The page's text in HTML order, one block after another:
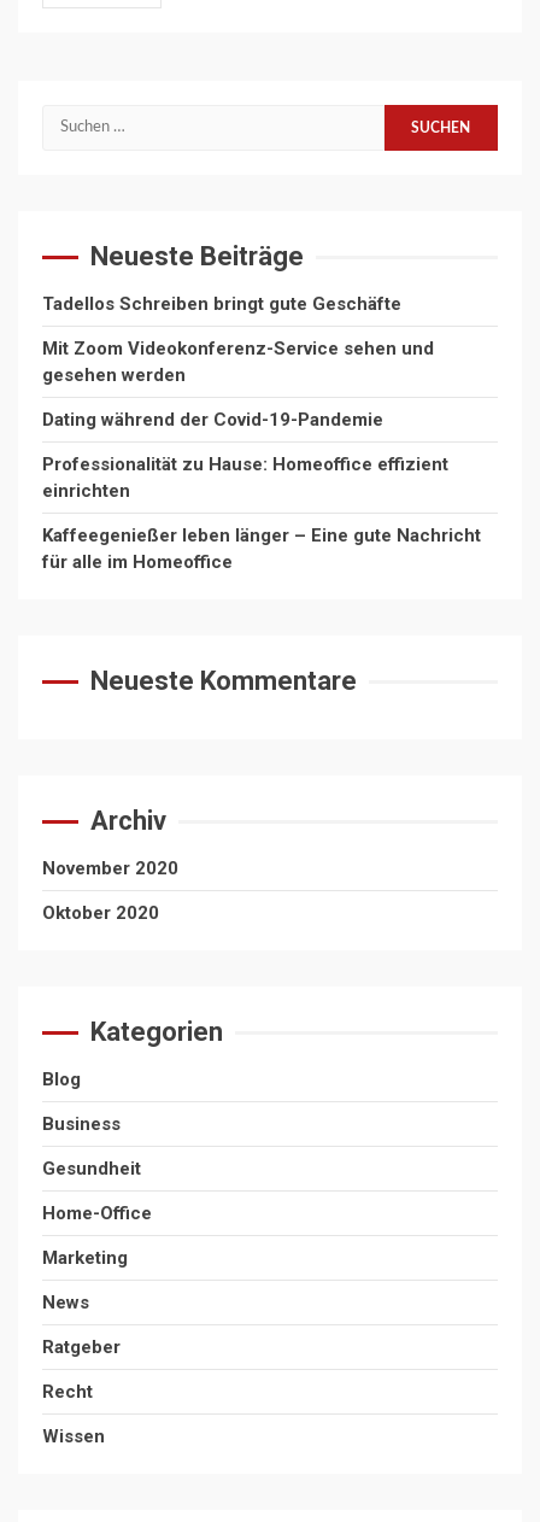
Suchen
Neueste Beiträge
Tadellos Schreiben bringt gute Geschäfte
Mit Zoom Videokonferenz-Service sehen und
gesehen werden
Dating während der Covid-19-Pandemie
Professionalität zu Hause: Homeoffice effizient
einrichten
Kaffeegenießer leben länger – Eine gute Nachricht
für alle im Homeoffice
Neueste Kommentare
Archiv
November 2020
Oktober 2020
Kategorien
Blog
Business
Gesundheit
Home-Office
Marketing
News
Ratgeber
Recht
Wissen